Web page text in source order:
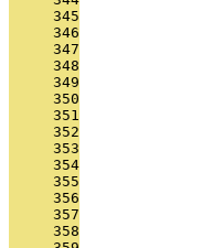
     345
     346
     347
     348
     349
     350
     351
     352
     353
     354
     355
     356
     357
     358